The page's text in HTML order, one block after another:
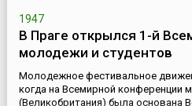
1947
В Праге открылся 1-й
молодежи и студентов
Молодежное фестивальное
когда на Всемирной конференции
(Великобритания) была основана